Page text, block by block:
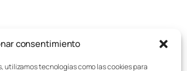
consentimiento
utilizamos tecnologías como las cookies para
Política de cookies